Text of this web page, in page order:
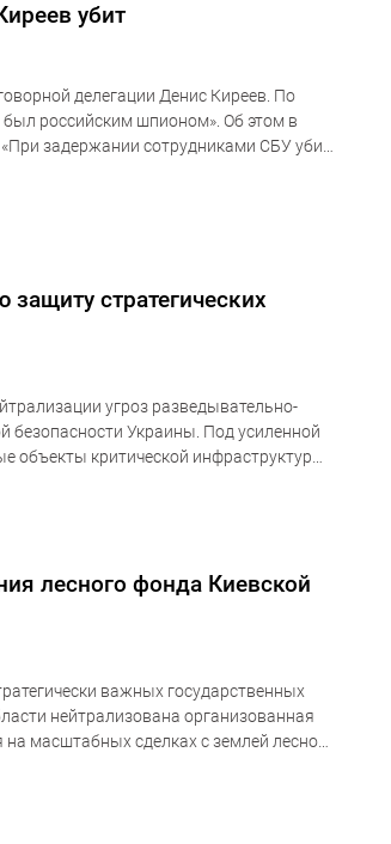
убит
делегации Денис Киреев. По
российским шпионом». Об этом в
задержании сотрудниками СБУ убит
стратегических
угроз разведывательно-
безопасности Украины. Под усиленной
объекты критической инфраструктуры
мерам привлечены…
лесного фонда Киевской
важных государственных
нейтрализована организованная
масштабных сделках с землей лесного